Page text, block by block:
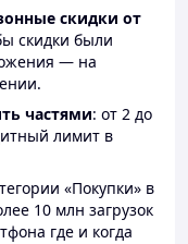
скидки от
скидки были
— на
частями: от 2 до
лимит в
«Покупки» в
10 млн загрузок
где и когда